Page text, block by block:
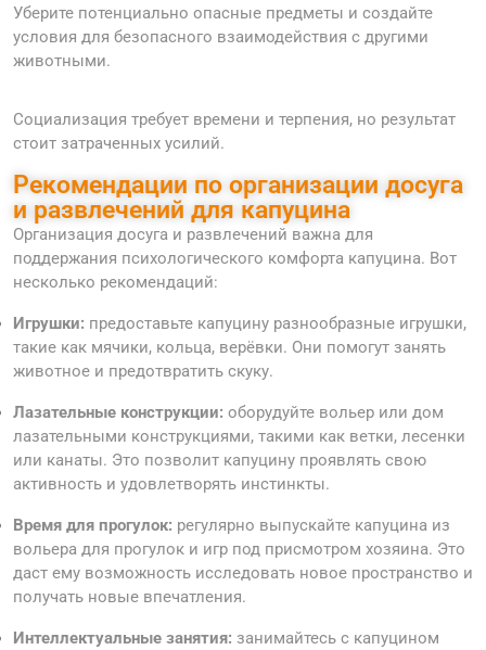
Уберите потенциально опасные предметы и создайте
условия для безопасного взаимодействия с другими
животными.
Социализация требует времени и терпения, но результат
стоит затраченных усилий.
Рекомендации по организации досуга
и развлечений для капуцина
Организация досуга и развлечений важна для
поддержания психологического комфорта капуцина. Вот
несколько рекомендаций:
Игрушки: предоставьте капуцину разнообразные игрушки,
такие как мячики, кольца, верёвки. Они помогут занять
животное и предотвратить скуку.
Лазательные конструкции: оборудуйте вольер или дом
лазательными конструкциями, такими как ветки, лесенки
или канаты. Это позволит капуцину проявлять свою
активность и удовлетворять инстинкты.
Время для прогулок: регулярно выпускайте капуцина из
вольера для прогулок и игр под присмотром хозяина. Это
даст ему возможность исследовать новое пространство и
получать новые впечатления.
Интеллектуальные занятия: занимайтесь с капуцином